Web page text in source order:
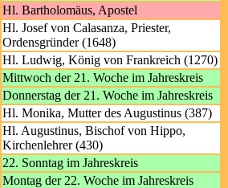
Hl. Bartholomäus, Apostel
Hl. Josef von Calasanza, Priester,
Ordensgründer (1648)
Hl. Ludwig, König von Frankreich (1270)
Mittwoch der 21. Woche im Jahreskreis
Donnerstag der 21. Woche im Jahreskreis
Hl. Monika, Mutter des Augustinus (387)
Hl. Augustinus, Bischof von Hippo,
Kirchenlehrer (430)
22. Sonntag im Jahreskreis
Montag der 22. Woche im Jahreskreis